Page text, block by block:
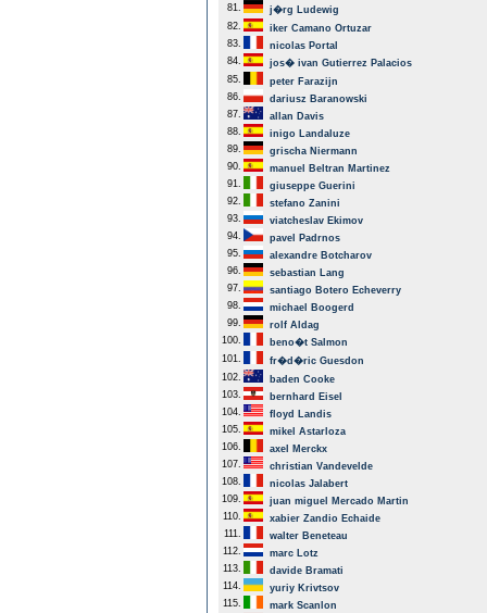
81.
j�rg Ludewig
82.
iker Camano Ortuzar
83.
nicolas Portal
84.
jos� ivan Gutierrez Palacios
85.
peter Farazijn
86.
dariusz Baranowski
87.
allan Davis
88.
inigo Landaluze
89.
grischa Niermann
90.
manuel Beltran Martinez
91.
giuseppe Guerini
92.
stefano Zanini
93.
viatcheslav Ekimov
94.
pavel Padrnos
95.
alexandre Botcharov
96.
sebastian Lang
97.
santiago Botero Echeverry
98.
michael Boogerd
99.
rolf Aldag
100.
beno�t Salmon
101.
fr�d�ric Guesdon
102.
baden Cooke
103.
bernhard Eisel
104.
floyd Landis
105.
mikel Astarloza
106.
axel Merckx
107.
christian Vandevelde
108.
nicolas Jalabert
109.
juan miguel Mercado Martin
110.
xabier Zandio Echaide
111.
walter Beneteau
112.
marc Lotz
113.
davide Bramati
114.
yuriy Krivtsov
115.
mark Scanlon